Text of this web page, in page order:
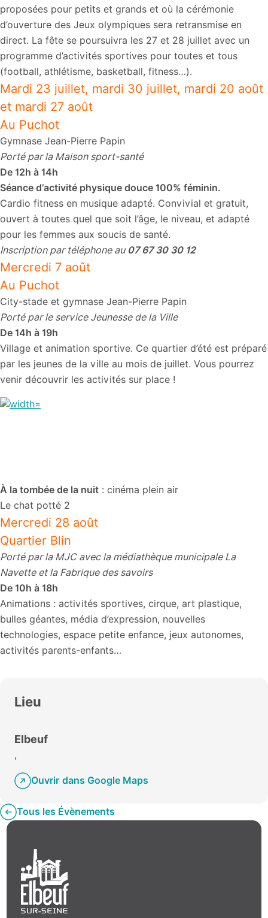
proposées pour petits et grands et où la cérémonie
d’ouverture des Jeux olympiques sera retransmise en
direct. La fête se poursuivra les 27 et 28 juillet avec un
programme d’activités sportives pour toutes et tous
(football, athlétisme, basketball, fitness…).
Mardi 23 juillet, mardi 30 juillet, mardi 20 août
et mardi 27 août
Au Puchot
Gymnase Jean-Pierre Papin
Porté par la Maison sport-santé
De 12h à 14h
Séance d’activité physique douce 100% féminin.
Cardio fitness en musique adapté. Convivial et gratuit,
ouvert à toutes quel que soit l’âge, le niveau, et adapté
pour les femmes aux soucis de santé.
Inscription par téléphone au07 67 30 30 12
Mercredi 7 août
Au Puchot
City-stade et gymnase Jean-Pierre Papin
Porté par le service Jeunesse de la Ville
De 14h à 19h
Village et animation sportive. Ce quartier d’été est préparé
par les jeunes de la ville au mois de juillet. Vous pourrez
venir découvrir les activités sur place !
À la tombée de la nuit : cinéma plein air
Le chat potté 2
Mercredi 28 août
Quartier Blin
Porté par la MJC avec la médiathèque municipale La
Navette et la Fabrique des savoirs
De 10h à 18h
Animations : activités sportives, cirque, art plastique,
bulles géantes, média d’expression, nouvelles
technologies, espace petite enfance, jeux autonomes,
activités parents-enfants…
Lieu
Elbeuf
,
Ouvrir dans Google Maps
Tous les Évènements